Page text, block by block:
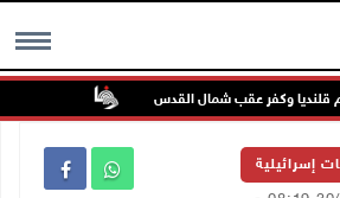
MENU
إسرائيلية